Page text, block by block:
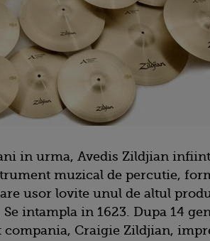
in urma, Avedis Zildjian
muzical de percutie,
usor lovite unul de altul
intampla in 1623. Dupa 14
compania, Craigie Zildjian,